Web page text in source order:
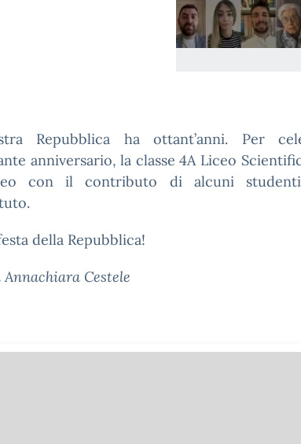
Repubblica ha ottant’anni. Per
anniversario, la classe 4A Liceo
con il contributo di alcuni
della Repubblica!
Annachiara Cestele